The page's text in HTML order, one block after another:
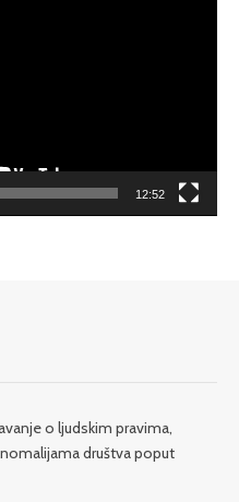
12:52
o ljudskim pravima,
društva poput